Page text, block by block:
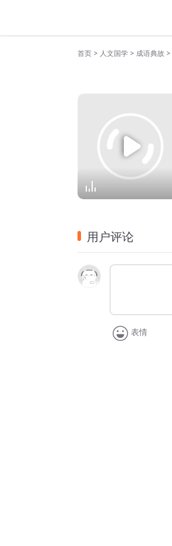
首页 > 人文国学 > 成语典故 >
用户评论
表情